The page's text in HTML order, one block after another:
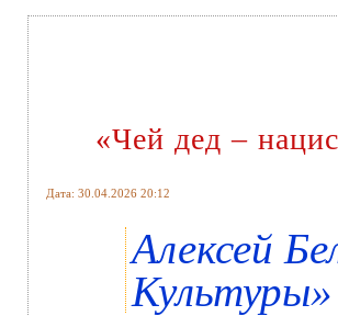
«Чей дед –
Дата: 30.04.2026 20:12
Алексей